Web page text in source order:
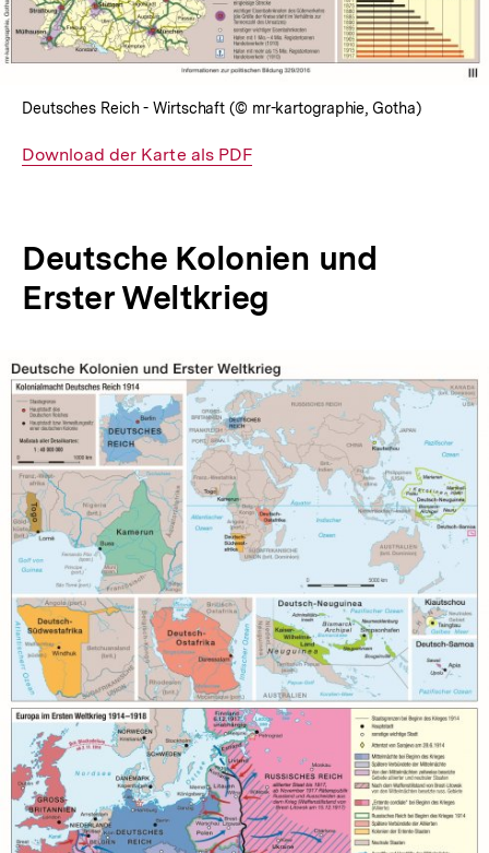
Deutsches Reich - Wirtschaft (© mr-kartographie, Gotha)
Interner
Download der Karte als PDF
Deutsche Kolonien und
Erster Weltkrieg